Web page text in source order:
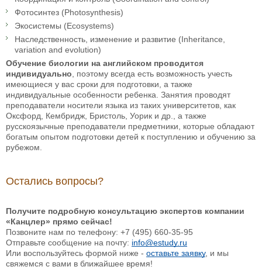
Фотосинтез (Photosynthesis)
Экосистемы (Ecosystems)
Наследственность, изменение и развитие (Inheritance,
variation and evolution)
Обучение биологии на английском проводится
индивидуально, поэтому всегда есть возможность учесть
имеющиеся у вас сроки для подготовки, а также
индивидуальные особенности ребенка. Занятия проводят
преподаватели носители языка из таких университетов, как
Оксфорд, Кембридж, Бристоль, Уорик и др., а также
русскоязычные преподаватели предметники, которые обладают
богатым опытом подготовки детей к поступлению и обучению за
рубежом.
Остались вопросы?
Получите подробную консультацию экспертов компании
«Канцлер» прямо сейчас!
Позвоните нам по телефону: +7 (495) 660-35-95
Отправьте сообщение на почту: info@estudy.ru
Или воспользуйтесь формой ниже - оставьте заявку, и мы
свяжемся с вами в ближайшее время!